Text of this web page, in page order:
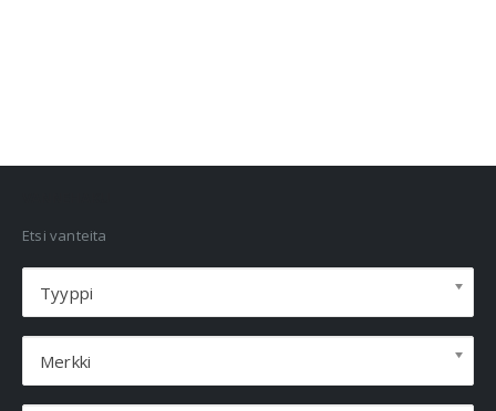
Etsi vanteita
Tyyppi
Merkki